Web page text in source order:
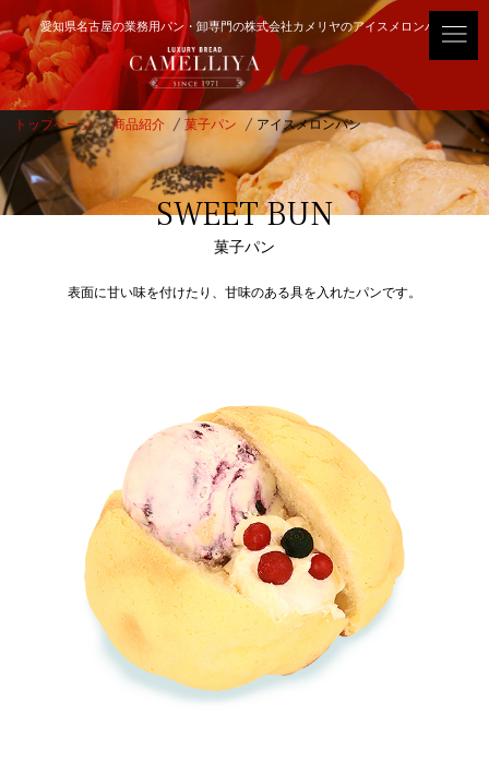
愛知県名古屋の業務用パン・卸専門の株式会社カメリヤのアイスメロンパン
トップページ 商品紹介 菓子パン アイスメロンパン
SWEET BUN
菓子パン
表面に甘い味を付けたり、甘味のある具を入れたパンです。